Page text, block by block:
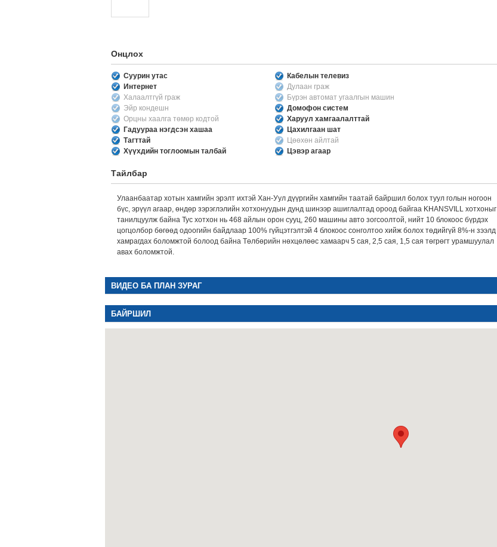
Онцлох
Суурин утас
Кабелын телевиз
Интернет
Дулаан граж
Халаалтгүй граж
Бүрэн автомат угаалгын машин
Эйр кондешн
Домофон систем
Орцны хаалга төмөр кодтой
Харуул хамгаалалттай
Гадуураа нэгдсэн хашаа
Цахилгаан шат
Тагттай
Цөөхөн айлтай
Хүүхдийн тоглоомын талбай
Цэвэр агаар
Тайлбар
Улаанбаатар хотын хамгийн эрэлт ихтэй Хан-Уул дүүргийн хамгийн таатай байршил болох туул голын ногоон
бүс, эрүүл агаар, өндөр зэрэглэлийн хотхонуудын дунд шинээр ашиглалтад ороод байгаа KHANSVILL хотхоныг
танилцуулж байна Тус хотхон нь 468 айлын орон сууц, 260 машины авто зогсоолтой, нийт 10 блокоос бүрдэх
цогцолбор бөгөөд одоогийн байдлаар 100% гүйцэтгэлтэй 4 блокоос сонголтоо хийж болох төдийгүй 8%-н зээлд
хамрагдах боломжтой болоод байна Төлбөрийн нөхцөлөөс хамаарч 5 сая, 2,5 сая, 1,5 сая төгрөгт урамшуулал
авах боломжтой.
ВИДЕО БА ПЛАН ЗУРАГ
БАЙРШИЛ